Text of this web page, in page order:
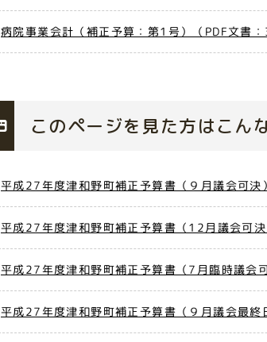
病院事業会計（補正予算：第1号）（PDF文書：
このページを見た方はこん
平成27年度津和野町補正予算書（９月議会可決）
平成27年度津和野町補正予算書（12月議会可決
平成27年度津和野町補正予算書（7月臨時議会可
平成27年度津和野町補正予算書（９月議会最終